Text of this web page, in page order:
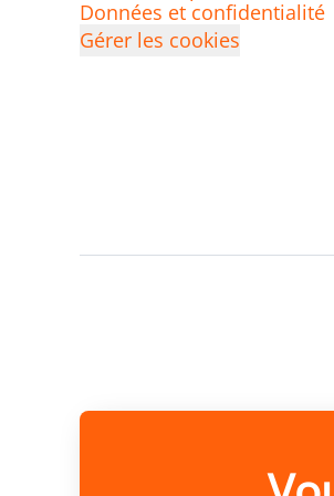
Données et confidentialité
Gérer les cookies